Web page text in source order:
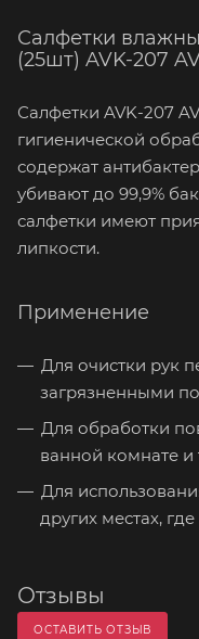
Салфетки
(25шт) AVK-207
Салфетки AVK-207
гигиенической
содержат
убивают до 99,9%
салфетки имеют
липкости.
Применение
Для очистки рук
загрязненными
Для обработки
ванной комнате и
Для
других местах,
Отзывы
ОСТАВИТЬ ОТЗЫВ